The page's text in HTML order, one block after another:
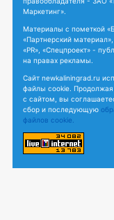
Маркетинг».
Материалы с пометкой
«Партнерский
«PR», «Спецпроект» -
на правах рекламы.
Сайт newkaliningrad.ru
файлы cookie. Продолжая
с сайтом, вы
сбор и последующую
файлов cookie.